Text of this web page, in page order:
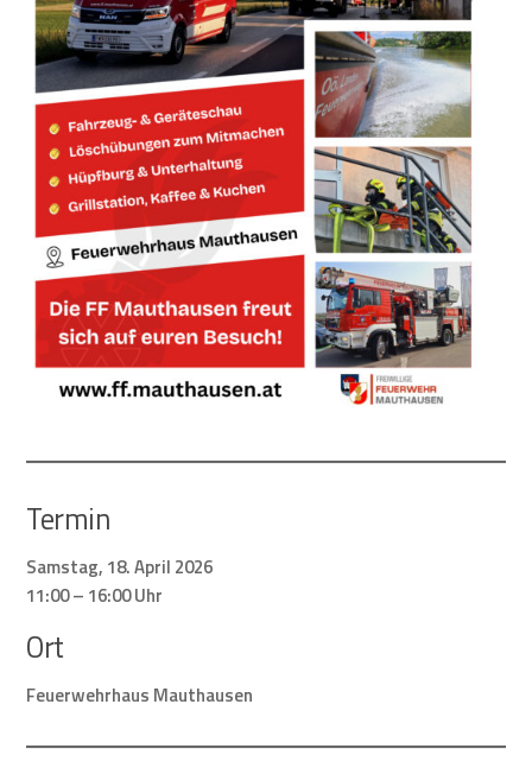
Termin
Samstag, 18. April 2026
11:00 – 16:00 Uhr
Ort
Feuerwehrhaus Mauthausen